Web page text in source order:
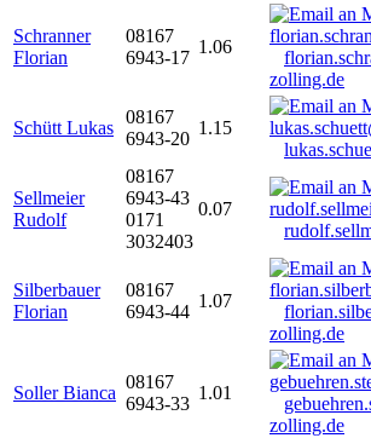
Schranner
Florian
08167
6943-17
1.06
zolling.de
Schütt Lukas
08167
6943-20
1.15
Sellmeier
Rudolf
08167
6943-43
0171
3032403
0.07
Silberbauer
Florian
08167
6943-44
1.07
zolling.de
Soller Bianca
08167
6943-33
1.01
zolling.de